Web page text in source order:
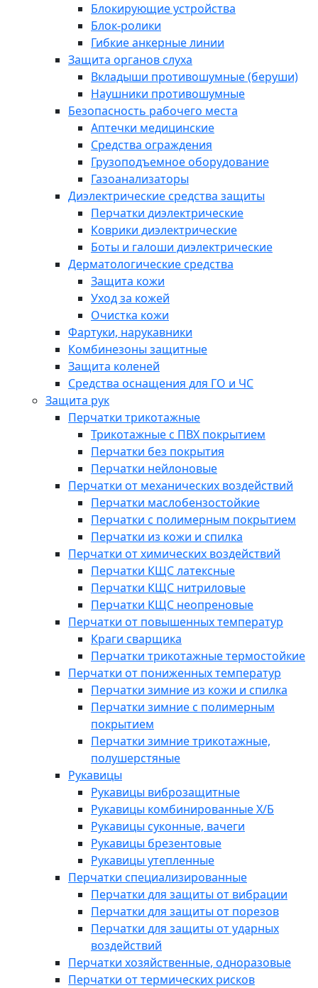
Блокирующие устройства
Блок-ролики
Гибкие анкерные линии
Защита органов слуха
Вкладыши противошумные (беруши)
Наушники противошумные
Безопасность рабочего места
Аптечки медицинские
Средства ограждения
Грузоподъемное оборудование
Газоанализаторы
Диэлектрические средства защиты
Перчатки диэлектрические
Коврики диэлектрические
Боты и галоши диэлектрические
Дерматологические средства
Защита кожи
Уход за кожей
Очистка кожи
Фартуки, нарукавники
Комбинезоны защитные
Защита коленей
Средства оснащения для ГО и ЧС
Защита рук
Перчатки трикотажные
Трикотажные с ПВХ покрытием
Перчатки без покрытия
Перчатки нейлоновые
Перчатки от механических воздействий
Перчатки маслобензостойкие
Перчатки с полимерным покрытием
Перчатки из кожи и спилка
Перчатки от химических воздействий
Перчатки КЩС латексные
Перчатки КЩС нитриловые
Перчатки КЩС неопреновые
Перчатки от повышенных температур
Краги сварщика
Перчатки трикотажные термостойкие
Перчатки от пониженных температур
Перчатки зимние из кожи и спилка
Перчатки зимние с полимерным
покрытием
Перчатки зимние трикотажные,
полушерстяные
Рукавицы
Рукавицы виброзащитные
Рукавицы комбинированные Х/Б
Рукавицы суконные, вачеги
Рукавицы брезентовые
Рукавицы утепленные
Перчатки специализированные
Перчатки для защиты от вибрации
Перчатки для защиты от порезов
Перчатки для защиты от ударных
воздействий
Перчатки хозяйственные, одноразовые
Перчатки от термических рисков